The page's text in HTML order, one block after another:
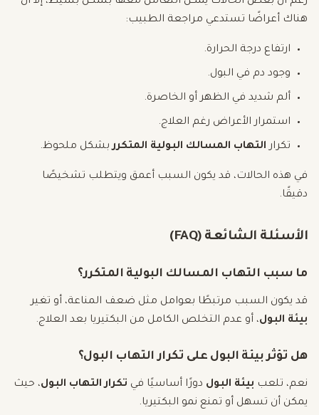
هناك أعراضًا تستدعي مراجعة الطبيب:
ارتفاع درجة الحرارة.
وجود دم في البول.
ألم شديد في الظهر أو الخاصرة.
استمرار الأعراض رغم العلاج.
تكرار التهاب المسالك البولية المتكرربشكل ملحوظ.
في هذه الحالات، قد يكون السبب أعمق ويتطلب تشخيصًا
دقيقًا.
الأسئلة الشائعة (FAQ)
ما سبب التهاب المسالك البولية المتكرر؟
قد يكون السبب مرتبطًا بعوامل مثل ضعف المناعة، أو تغير
بيئة البول، أو عدم التخلص الكامل من البكتيريا بعد العلاج.
هل تؤثر بيئة البول على تكرار التهاب البول؟
نعم، تلعب بيئة البول دورًا أساسيًا في تكرار التهاب البول، حيث
يمكن أن تسهل أو تمنع نمو البكتيريا.